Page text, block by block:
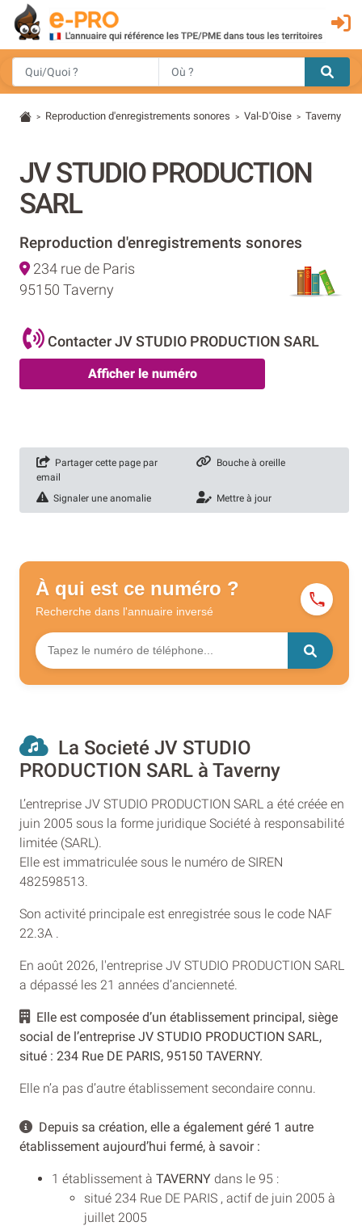
> Reproduction d'enregistrements sonores > Val-D'Oise > Taverny
JV STUDIO PRODUCTION
SARL
Reproduction d'enregistrements sonores
234 rue de Paris
95150 Taverny
Contacter JV STUDIO PRODUCTION SARL
Afficher le numéro
Partager cette page par
email
Bouche à oreille
Signaler une anomalie Mettre à jour
À qui est ce numéro ?
Recherche dans l'annuaire inversé
La Societé JV STUDIO
PRODUCTION SARL à Taverny
L’entreprise JV STUDIO PRODUCTION SARL a été créée en
juin 2005 sous la forme juridique Société à responsabilité
limitée (SARL).
Elle est immatriculée sous le numéro de SIREN
482598513.
Son activité principale est enregistrée sous le code NAF
22.3A .
En août 2026, l'entreprise JV STUDIO PRODUCTION SARL
a dépassé les 21 années d’ancienneté.
Elle est composée d’un établissement principal, siège
social de l’entreprise JV STUDIO PRODUCTION SARL,
situé : 234 Rue DE PARIS, 95150 TAVERNY.
Elle n’a pas d’autre établissement secondaire connu.
Depuis sa création, elle a également géré 1 autre
établissement aujourd’hui fermé, à savoir :
1 établissement à TAVERNY dans le 95 :
situé 234 Rue DE PARIS , actif de juin 2005 à
juillet 2005